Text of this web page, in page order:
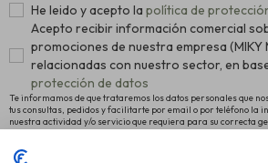
He leido y acepto la política de
Acepto recibir información comercial
promociones de nuestra empresa (MIKY
relacionadas con nuestro sector, en
protección de datos
Te informamos de que trataremos los datos personales que
tus consultas, pedidos y facilitarte por email o por teléfono la
nuestra actividad y/o servicio que requiera para su correcta
alguna a terceros. La legitimación para el tratamiento es el
novedades. Para más información y conocer cómo ejercitar tus